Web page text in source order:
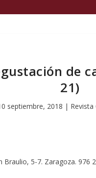
de
21)
septiembre, 2018 |
Braulio, 5-7. Zaragoza.